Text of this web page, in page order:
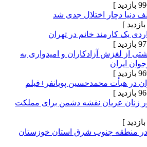
اختلال جدی شد
و امیدواری به
محمدحسین پویانفر+فیلم
نقشه دشمن برای مملکت
شرق استان خوزستان